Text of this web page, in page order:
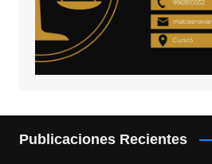
Publicaciones Recientes